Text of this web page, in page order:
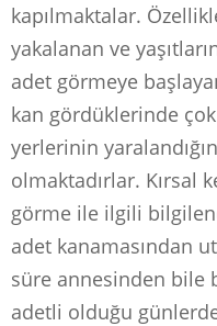
kapılmaktalar.
yakalanan ve
adet görmeye
kan gördüklerinde
yerlerinin
olmaktadırlar. Kırsal
görme ile ilgili
adet kanamasından
süre annesinden bile
adetli olduğu